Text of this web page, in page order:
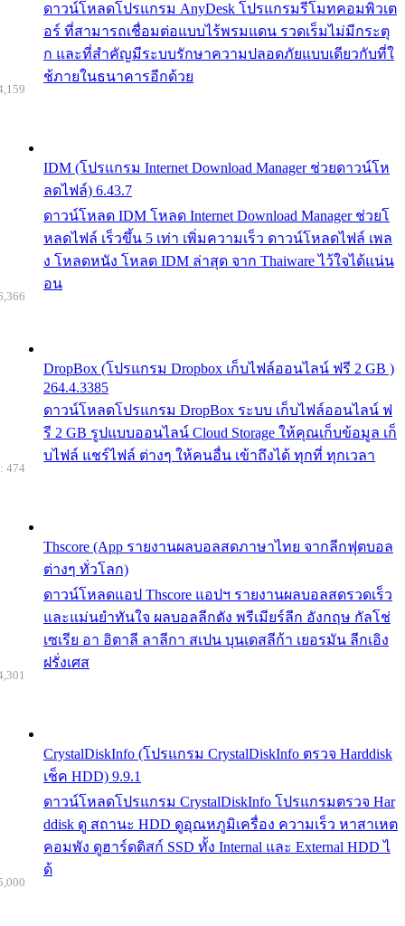
ดาวน์โหลดโปรแกรม AnyDesk โปรแกรมรีโมทคอมพิวเต
อร์ ที่สามารถเชื่อมต่อแบบไร้พรมแดน รวดเร็มไม่มีกระตุ
ก และที่สำคัญมีระบบรักษาความปลอดภัยแบบเดียวกับที่ใ
ช้ภายในธนาคารอีกด้วย
IDM (โปรแกรม Internet Download Manager ช่วยดาวน์โห
ลดไฟล์) 6.43.7
ดาวน์โหลด IDM โหลด Internet Download Manager ช่วยโ
หลดไฟล์ เร็วขึ้น 5 เท่า เพิ่มความเร็ว ดาวน์โหลดไฟล์ เพล
ง โหลดหนัง โหลด IDM ล่าสุด จาก Thaiware ไว้ใจได้แน่น
อน
DropBox (โปรแกรม Dropbox เก็บไฟล์ออนไลน์ ฟรี 2 GB )
264.4.3385
ดาวน์โหลดโปรแกรม DropBox ระบบ เก็บไฟล์ออนไลน์ ฟ
รี 2 GB รูปแบบออนไลน์ Cloud Storage ให้คุณเก็บข้อมูล เก็
บไฟล์ แชร์ไฟล์ ต่างๆ ให้คนอื่น เข้าถึงได้ ทุกที่ ทุกเวลา
Thscore (App รายงานผลบอลสดภาษาไทย จากลีกฟุตบอล
ต่างๆ ทั่วโลก)
ดาวน์โหลดแอป Thscore แอปฯ รายงานผลบอลสดรวดเร็ว
และแม่นยำทันใจ ผลบอลลีกดัง พรีเมียร์ลีก อังกฤษ กัลโช่
เซเรีย อา อิตาลี ลาลีกา สเปน บุนเดสลีก้า เยอรมัน ลีกเอิง
ฝรั่งเศส
474
CrystalDiskInfo (โปรแกรม CrystalDiskInfo ตรวจ Harddisk
เช็ค HDD) 9.9.1
ดาวน์โหลดโปรแกรม CrystalDiskInfo โปรแกรมตรวจ Har
ddisk ดู สถานะ HDD ดูอุณหภูมิเครื่อง ความเร็ว หาสาเหต
คอมพัง ดูฮาร์ดดิสก์ SSD ทั้ง Internal และ External HDD ไ
ด้